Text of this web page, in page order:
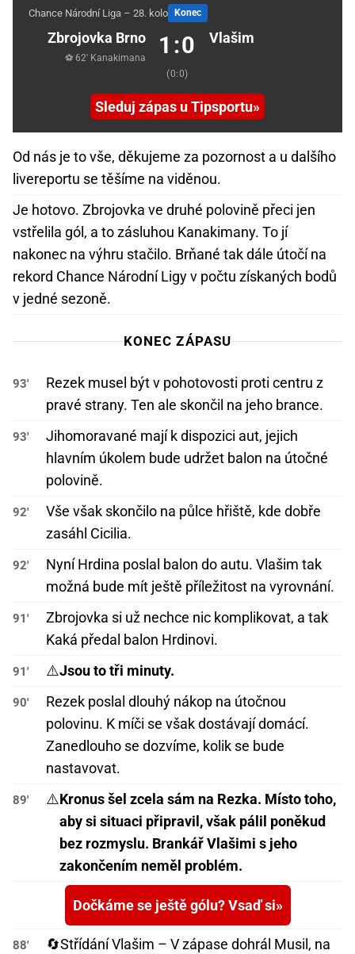
Chance Národní Liga – 28. kolo Konec
Zbrojovka Brno
⚽ 62' Kanakimana 1:0
(0:0)
Vlašim
Sleduj zápas u Tipsportu
Od nás je to vše, děkujeme za pozornost a u dalšího
livereportu se těšíme na viděnou.
Je hotovo. Zbrojovka ve druhé polovině přeci jen
vstřelila gól, a to zásluhou Kanakimany. To jí
nakonec na výhru stačilo. Brňané tak dále útočí na
rekord Chance Národní Ligy v počtu získaných bodů
v jedné sezoně.
KONEC ZÁPASU
93'
Rezek musel být v pohotovosti proti centru z
pravé strany. Ten ale skončil na jeho brance.
93'
Jihomoravané mají k dispozici aut, jejich
hlavním úkolem bude udržet balon na útočné
polovině.
92'
Vše však skončilo na půlce hřiště, kde dobře
zasáhl Cicilia.
92'
Nyní Hrdina poslal balon do autu. Vlašim tak
možná bude mít ještě příležitost na vyrovnání.
91'
Zbrojovka si už nechce nic komplikovat, a tak
Kaká předal balon Hrdinovi.
91' ⚠️Jsou to tři minuty.
90'
Rezek poslal dlouhý nákop na útočnou
polovinu. K míči se však dostávají domácí.
Zanedlouho se dozvíme, kolik se bude
nastavovat.
89' ⚠️Kronus šel zcela sám na Rezka. Místo toho,
aby si situaci připravil, však pálil poněkud
bez rozmyslu. Brankář Vlašimi s jeho
zakončením neměl problém.
Dočkáme se ještě gólu? Vsaď si
88' 🔄Střídání Vlašim – V zápase dohrál Musil, na